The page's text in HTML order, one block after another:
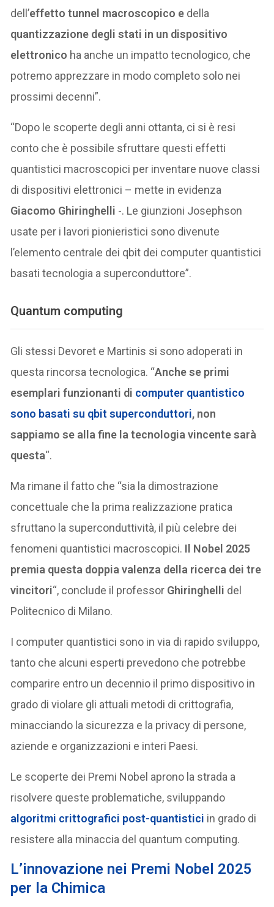
dell’effetto tunnel macroscopico e della
quantizzazione degli stati in un dispositivo
elettronico ha anche un impatto tecnologico, che
potremo apprezzare in modo completo solo nei
prossimi decenni”.
“Dopo le scoperte degli anni ottanta, ci si è resi
conto che è possibile sfruttare questi effetti
quantistici macroscopici per inventare nuove classi
di dispositivi elettronici – mette in evidenza
Giacomo Ghiringhelli -. Le giunzioni Josephson
usate per i lavori pionieristici sono divenute
l’elemento centrale dei qbit dei computer quantistici
basati tecnologia a superconduttore”.
Quantum computing
Gli stessi Devoret e Martinis si sono adoperati in
questa rincorsa tecnologica. “Anche se primi
esemplari funzionanti di computer quantistico
sono basati su qbit superconduttori, non
sappiamo se alla fine la tecnologia vincente sarà
questa“.
Ma rimane il fatto che “sia la dimostrazione
concettuale che la prima realizzazione pratica
sfruttano la superconduttività, il più celebre dei
fenomeni quantistici macroscopici. Il Nobel 2025
premia questa doppia valenza della ricerca dei tre
vincitori“, conclude il professor Ghiringhelli del
Politecnico di Milano.
I computer quantistici sono in via di rapido sviluppo,
tanto che alcuni esperti prevedono che potrebbe
comparire entro un decennio il primo dispositivo in
grado di violare gli attuali metodi di crittografia,
minacciando la sicurezza e la privacy di persone,
aziende e organizzazioni e interi Paesi.
Le scoperte dei Premi Nobel aprono la strada a
risolvere queste problematiche, sviluppando
algoritmi crittografici post-quantistici in grado di
resistere alla minaccia del quantum computing.
L’innovazione nei Premi Nobel 2025
per la Chimica